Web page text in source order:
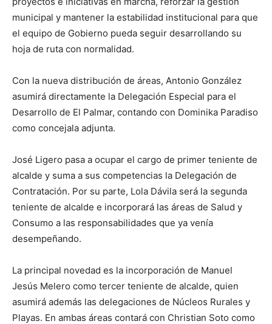
municipal y mantener la estabilidad institucional para que
el equipo de Gobierno pueda seguir desarrollando su
hoja de ruta con normalidad.
Con la nueva distribución de áreas, Antonio González
asumirá directamente la Delegación Especial para el
Desarrollo de El Palmar, contando con Dominika Paradiso
como concejala adjunta.
José Ligero pasa a ocupar el cargo de primer teniente de
alcalde y suma a sus competencias la Delegación de
Contratación. Por su parte, Lola Dávila será la segunda
teniente de alcalde e incorporará las áreas de Salud y
Consumo a las responsabilidades que ya venía
desempeñando.
La principal novedad es la incorporación de Manuel
Jesús Melero como tercer teniente de alcalde, quien
asumirá además las delegaciones de Núcleos Rurales y
Playas. En ambas áreas contará con Christian Soto como